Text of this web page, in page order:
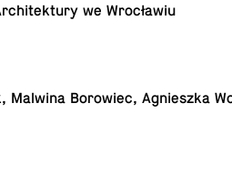
we Wrocławiu
Bo­ro­wiec, Agniesz­ka